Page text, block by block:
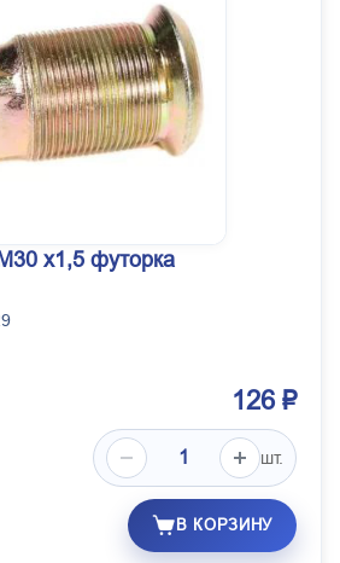
х1,5 футорка
126 ₽
шт.
В КОРЗИНУ